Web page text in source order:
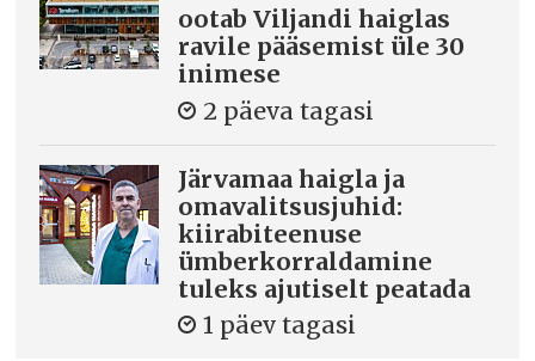
ootab Viljandi haiglas
ravile pääsemist üle 30
inimese
2 päeva tagasi
Järvamaa haigla ja
omavalitsusjuhid:
kiirabiteenuse
ümberkorraldamine
tuleks ajutiselt peatada
1 päev tagasi